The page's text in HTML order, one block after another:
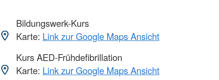
Bildungswerk-Kurs
Karte: Link zur Google Maps Ansicht
Kurs AED-Frühdefibrillation
Karte: Link zur Google Maps Ansicht